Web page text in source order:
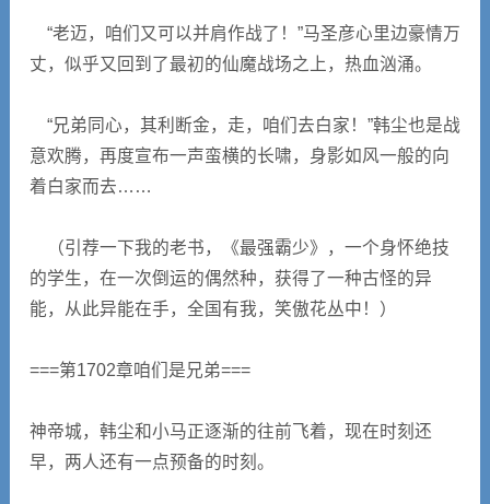
“老迈，咱们又可以并肩作战了！”马圣彦心里边豪情万
丈，似乎又回到了最初的仙魔战场之上，热血汹涌。
“兄弟同心，其利断金，走，咱们去白家！”韩尘也是战
意欢腾，再度宣布一声蛮横的长啸，身影如风一般的向
着白家而去……
（引荐一下我的老书，《最强霸少》，一个身怀绝技
的学生，在一次倒运的偶然种，获得了一种古怪的异
能，从此异能在手，全国有我，笑傲花丛中！）
===第1702章咱们是兄弟===
神帝城，韩尘和小马正逐渐的往前飞着，现在时刻还
早，两人还有一点预备的时刻。